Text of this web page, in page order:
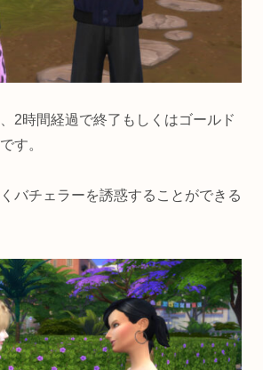
2時間経過で終了もしくはゴールド
す。
バチェラーを誘惑することができる